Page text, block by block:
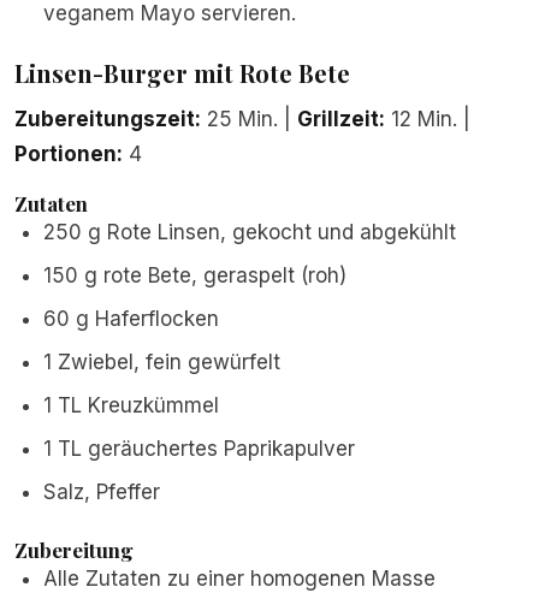
veganem Mayo servieren.
Linsen-Burger mit Rote Bete
Zubereitungszeit: 25 Min. | Grillzeit: 12 Min. |
Portionen: 4
Zutaten
250 g Rote Linsen, gekocht und abgekühlt
150 g rote Bete, geraspelt (roh)
60 g Haferflocken
1 Zwiebel, fein gewürfelt
1 TL Kreuzkümmel
1 TL geräuchertes Paprikapulver
Salz, Pfeffer
Zubereitung
Alle Zutaten zu einer homogenen Masse